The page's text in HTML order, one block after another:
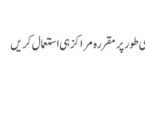
طور پر مقررہ مراکز ہی استعمال کریں